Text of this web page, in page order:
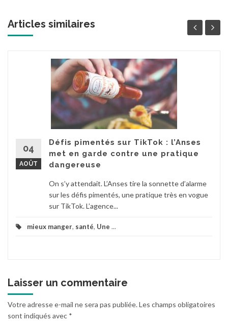
Articles similaires
04
AOÛT
Défis pimentés sur TikTok : l’Anses
met en garde contre une pratique
dangereuse
On s’y attendait. L’Anses tire la sonnette d’alarme
sur les défis pimentés, une pratique très en vogue
sur TikTok. L’agence...
mieux manger, santé, Une ...
Laisser un commentaire
Votre adresse e-mail ne sera pas publiée.Les champs obligatoires
sont indiqués avec *